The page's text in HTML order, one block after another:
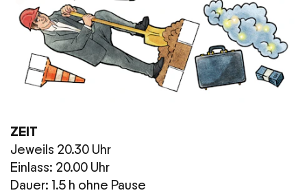
ZEIT
Jeweils 20.30 Uhr
Einlass: 20.00 Uhr
Dauer: 1.5 h ohne Pause